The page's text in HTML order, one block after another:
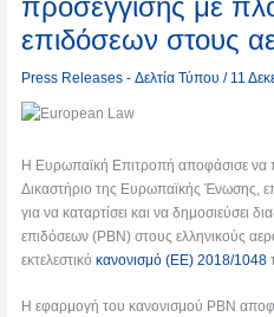
προσέγγισης με
επιδόσεων στους
Press Releases - Δελτία Τύπου / 11
Η Ευρωπαϊκή Επιτροπή αποφάσισε να
Δικαστήριο της Ευρωπαϊκής Ένωσης,
για να καταρτίσει και να δημοσιεύσει
επιδόσεων (PBN) στους ελληνικούς
εκτελεστικόκανονισμό (ΕΕ) 2018/1048
Η εφαρμογή του κανονισμού PBN